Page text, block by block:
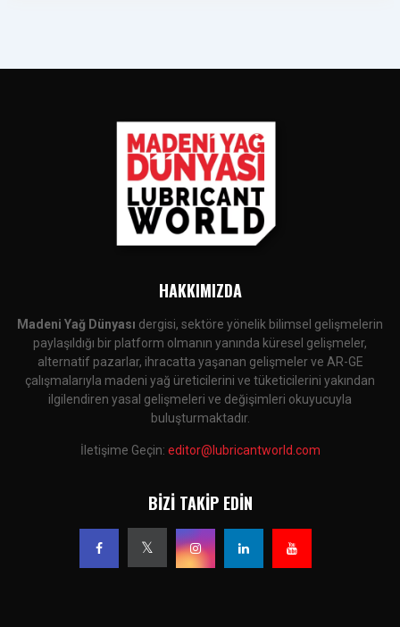
HAKKIMIZDA
Madeni Yağ Dünyası dergisi, sektöre yönelik bilimsel gelişmelerin
paylaşıldığı bir platform olmanın yanında küresel gelişmeler,
alternatif pazarlar, ihracatta yaşanan gelişmeler ve AR-GE
çalışmalarıyla madeni yağ üreticilerini ve tüketicilerini yakından
ilgilendiren yasal gelişmeleri ve değişimleri okuyucuyla
buluşturmaktadır.
İletişime Geçin: editor@lubricantworld.com
BIZI TAKIP EDIN